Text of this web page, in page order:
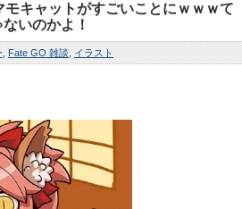
モキャットがすごいことにｗｗｗて
いのかよ！
Fate GO 雑談 イラスト